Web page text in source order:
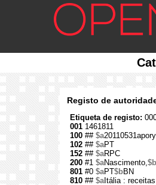
Registo de
Etiqueta de registo:
001 1461811
100 ## $a
102 ## $aPT
152 ## $aRPC
200 #1 $aNascimento,$b
801 #0 $aPT$bBN
810 ## $aItália :